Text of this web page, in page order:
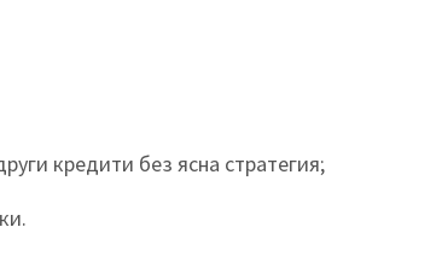
кредити без ясна стратегия;